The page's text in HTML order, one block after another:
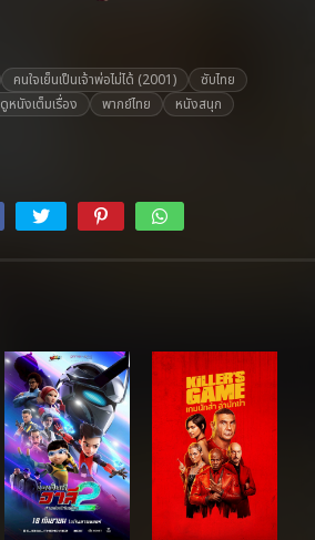
คนใจเย็นเป็นเจ้าพ่อไม่ได้ (2001)
ซับไทย
ดูหนังเต็มเรื่อง พากย์ไทย
หนังสนุก